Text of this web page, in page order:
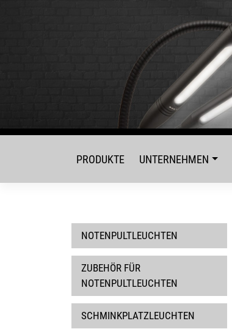
PRODUKTE UNTERNEHMEN
NOTENPULTLEUCHTEN
ZUBEHÖR FÜR
NOTENPULTLEUCHTEN
SCHMINKPLATZLEUCHTEN